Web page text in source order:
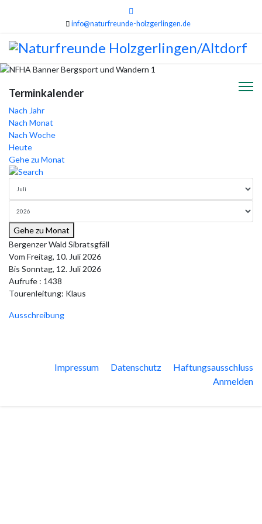
info@naturfreunde-holzgerlingen.de
Terminkalender
Nach Jahr
Nach Monat
Nach Woche
Heute
Gehe zu Monat
Gehe zu Monat
Bergenzer Wald Sibratsgfäll
Vom Freitag, 10. Juli 2026
Bis Sonntag, 12. Juli 2026
Aufrufe : 1438
Tourenleitung: Klaus
Ausschreibung
Impressum Datenschutz
Haftungsausschluss
Anmelden